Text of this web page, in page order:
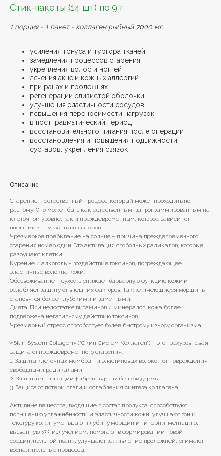
Стик-пакеты (14 шт) по 9 г
1 порция = 1 пакет = коллаген рыбный 7000 мг
усиления тонуса и тургора тканей
замедления процессов старения
укрепления волос и ногтей
лечения акне и кожных аллергий
при ранах и пролежнях
регенерации слизистой оболочки
улучшения эластичности сосудов
повышения переносимости нагрузок
в посттравматический период
восстановительного питания после операции
восстановления и повышения подвижности
суставов, укрепления связок
Описание
Старение – естественный процесс, который может проходить по-
разному. Оно может быть как естественным, запрограммированным на
клеточном уровне, так и преждевременным, которое зависит от
внешних и внутренних факторов.
Чрезмерное пребывание на солнце – причина преждевременного
старения номер один. Это активация свободных радикалов, которые
разрушают клетки.
Курение и алкоголь – воздействие токсинов, повреждающее
эластичные волокна кожи.
Обезвоживание – сухость снижает барьерную функцию кожи и
ослабляет защиту от внешних факторов. Также имеющиеся морщины
становятся более глубокими и заметными.
Диета. При недостатке витаминов и минералов, кожа более
подвержена негативному действию токсинов.
Чрезмерный стресс способствует более быстрому износу организма.
«Skin System Collagen» ("Скин Систем Коллаген") – это трехуровневая
защита от преждевременного старения:
1. Защита клеточных мембран и эластиновых волокон от повреждения
свободными радикалами
2. Защита от гликации фибриллярных белков дермы
3. Защита от потери влаги и ослабления синтеза коллагена
Активные вещества, входящие в состав продукта, способствуют
повышению увлажнённости и эластичности кожи, улучшают тон и
текстуру кожи, уменьшают глубину морщин и гиперпигментацию,
вызванную УФ-излучением, помогают в формировании новой
соединительной ткани, улучшают заживление пролежней, снимают
воспалительные процессы.